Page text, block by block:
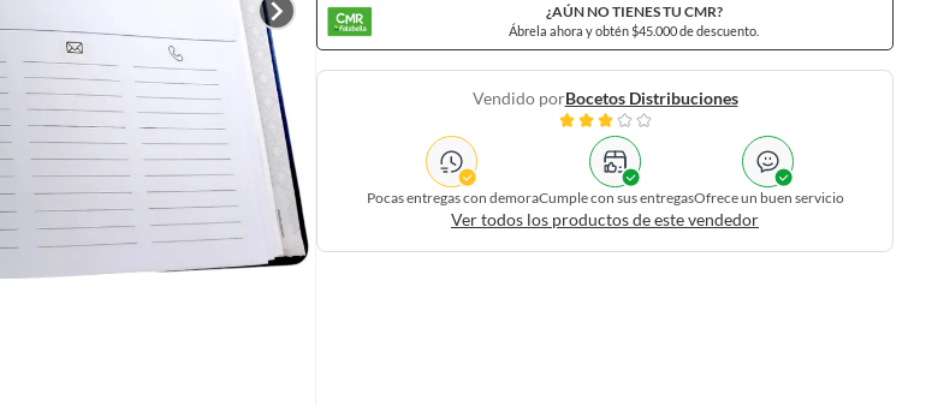
¿AÚN NO TIENES TU CMR?
Ábrela ahora y obtén $45.000 de descuento.
Vendido porBocetos Distribuciones
Pocas entregas con demoraCumple con sus entregasOfrece un buen servicio
Ver todos los productos de este vendedor